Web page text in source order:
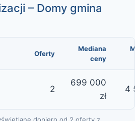
– Domy gmina
Oferty
Mediana
ceny
2
699 000
zł
4